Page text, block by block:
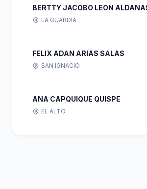
BERTTY JACOBO LEON
LA GUARDIA
FELIX ADAN ARIAS SALAS
SAN IGNACIO
ANA CAPQUIQUE QUISPE
EL ALTO